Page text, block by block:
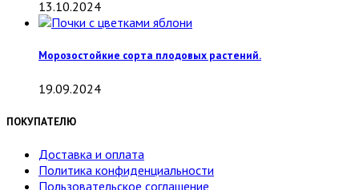
13.10.2024
Морозостойкие сорта плодовых растений.
19.09.2024
ПОКУПАТЕЛЮ
Доставка и оплата
Политика конфиденциальности
Пользовательское соглашение